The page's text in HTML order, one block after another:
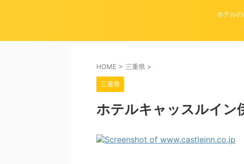
ホテル
HOME > 三重県 >
三重県
ホテルキャッスルイン